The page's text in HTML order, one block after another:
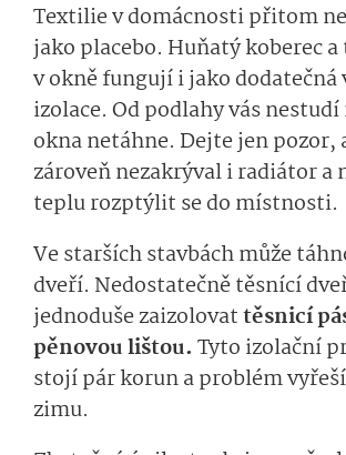
Textilie v domácnosti přitom
jako placebo. Huňatý koberec a
v okně fungují i jako dodatečná
izolace. Od podlahy vás nestudí
okna netáhne. Dejte jen pozor,
zároveň nezakrýval i radiátor a
teplu rozptýlit se do místnosti.
Ve starších stavbách může
dveří. Nedostatečně těsnící
jednoduše zaizolovattěsnicí
pěnovou lištou. Tyto izolační
stojí pár korun a problém
zimu.